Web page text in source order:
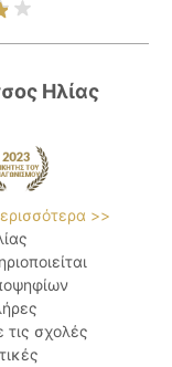
Ηλίας
>>
σχολές